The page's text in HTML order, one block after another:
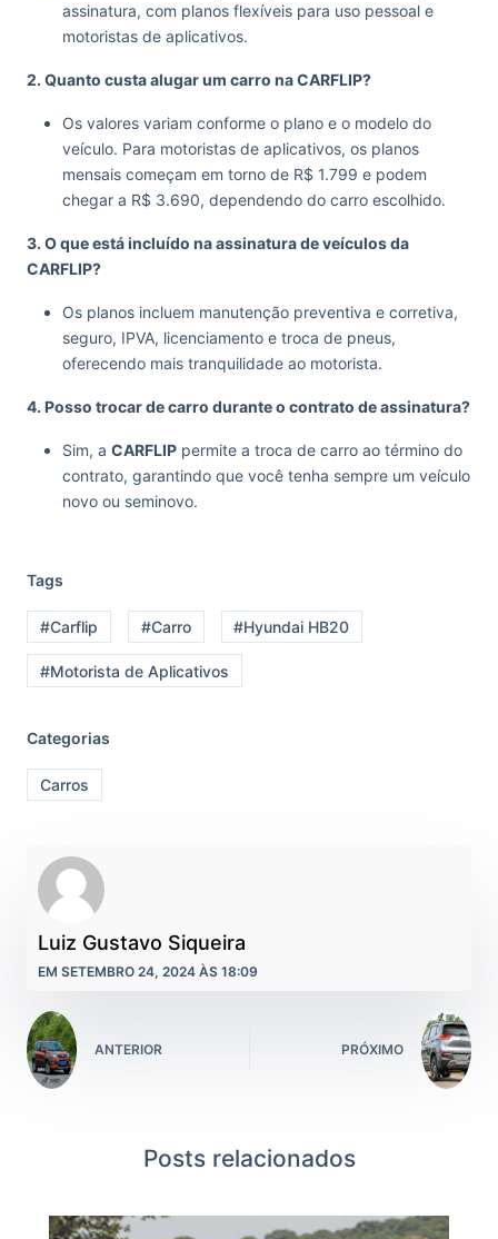
assinatura, com planos flexíveis para uso pessoal e
motoristas de aplicativos.
2. Quanto custa alugar um carro na CARFLIP?
Os valores variam conforme o plano e o modelo do
veículo. Para motoristas de aplicativos, os planos
mensais começam em torno de R$ 1.799 e podem
chegar a R$ 3.690, dependendo do carro escolhido.
3. O que está incluído na assinatura de veículos da
CARFLIP?
Os planos incluem manutenção preventiva e corretiva,
seguro, IPVA, licenciamento e troca de pneus,
oferecendo mais tranquilidade ao motorista.
4. Posso trocar de carro durante o contrato de assinatura?
Sim, a CARFLIP permite a troca de carro ao término do
contrato, garantindo que você tenha sempre um veículo
novo ou seminovo.
Tags
#Carflip #Carro #Hyundai HB20
#Motorista de Aplicativos
Categorias
Carros
Luiz Gustavo Siqueira
EM SETEMBRO 24, 2024 ÀS 18:09
ANTERIOR PRÓXIMO
Posts relacionados